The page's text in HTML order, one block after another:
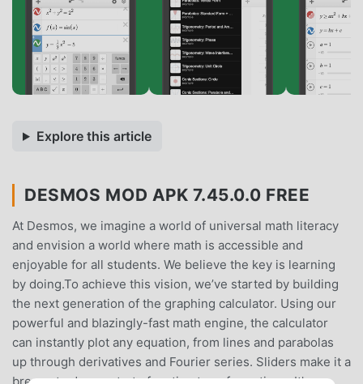
Explore this article
DESMOS MOD APK 7.45.0.0 FREE
At Desmos, we imagine a world of universal math literacy
and envision a world where math is accessible and
enjoyable for all students. We believe the key is learning
by doing.To achieve this vision, we’ve started by building
the next generation of the graphing calculator. Using our
powerful and blazingly-fast math engine, the calculator
can instantly plot any equation, from lines and parabolas
up through derivatives and Fourier series. Sliders make it a